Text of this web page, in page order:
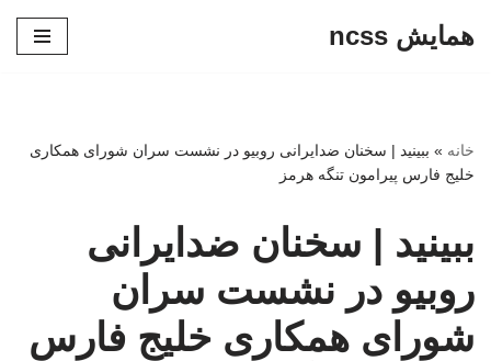
همایش ncss
خانه » ببینید | سخنان ضدایرانی روبیو در نشست سران شورای همکاری
خلیج فارس پیرامون تنگه هرمز
ببینید | سخنان ضدایرانی
روبیو در نشست سران
شورای همکاری خلیج فارس